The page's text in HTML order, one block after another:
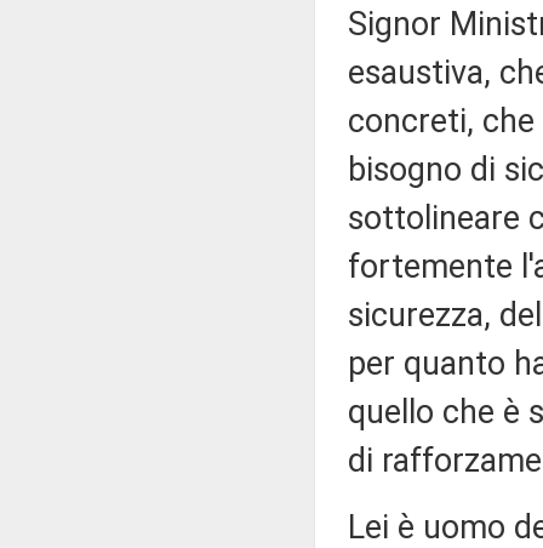
Signor
esaustiva,
concreti,
bisogno di
sottolineare
fortemente
sicurezza,
per quanto
quello che è
di
Lei è uomo